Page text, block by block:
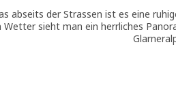
abseits der Strassen ist es eine
Wetter sieht man ein herrliches